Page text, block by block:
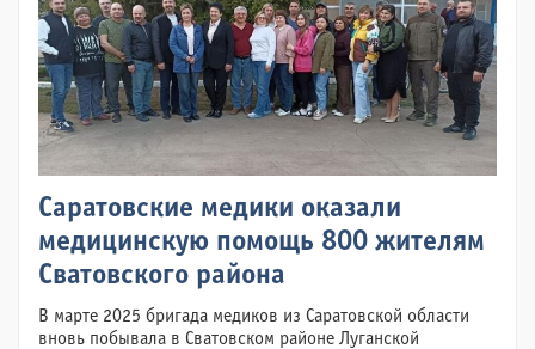
Саратовские медики оказали
медицинскую помощь 800 жителям
Сватовского района
В марте 2025 бригада медиков из Саратовской области
вновь побывала в Сватовском районе Луганской